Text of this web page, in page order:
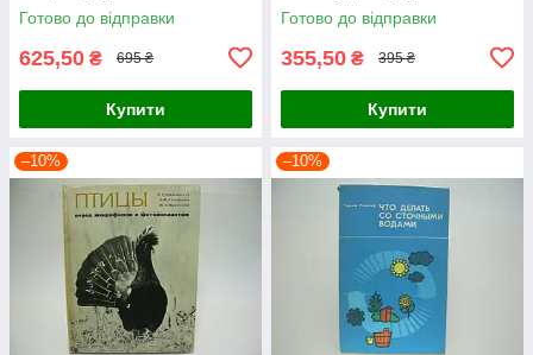
Готово до відправки
625,50 ₴ 695 ₴
Купити
Готово до відправки
355,50 ₴ 395 ₴
Купити
–10% –10%